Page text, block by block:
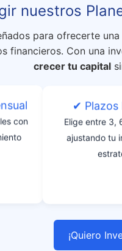
nuestros
para ofrecerte una
financieros. Con una
crecer tu capital
con
✔ Plazos
Elige entre 3,
ajustando tu
¡Quiero